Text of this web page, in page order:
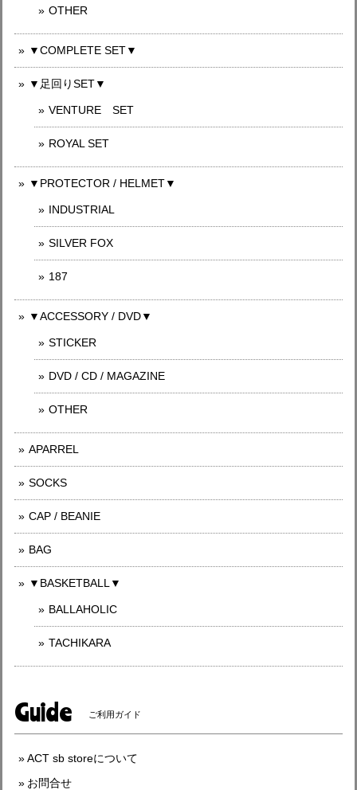
OTHER
▼COMPLETE SET▼
▼足回りSET▼
VENTURE SET
ROYAL SET
▼PROTECTOR / HELMET▼
INDUSTRIAL
SILVER FOX
187
▼ACCESSORY / DVD▼
STICKER
DVD / CD / MAGAZINE
OTHER
APARREL
SOCKS
CAP / BEANIE
BAG
▼BASKETBALL▼
BALLAHOLIC
TACHIKARA
Guide ご利用ガイド
ACT sb storeについて
お問合せ